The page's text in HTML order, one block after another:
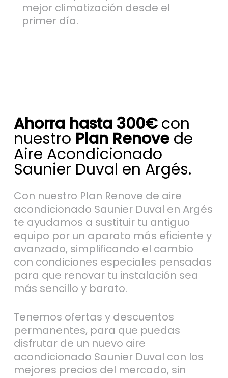
mejor climatización desde el
primer día.
Ahorra hasta 300€con
nuestro Plan Renovede
Aire Acondicionado
Saunier Duval en Argés.
Con nuestro Plan Renove de aire
acondicionado Saunier Duval en Argés
te ayudamos a sustituir tu antiguo
equipo por un aparato más eficiente y
avanzado, simplificando el cambio
con condiciones especiales pensadas
para que renovar tu instalación sea
más sencillo y barato.
Tenemos ofertas y descuentos
permanentes, para que puedas
disfrutar de un nuevo aire
acondicionado Saunier Duval con los
mejores precios del mercado, sin